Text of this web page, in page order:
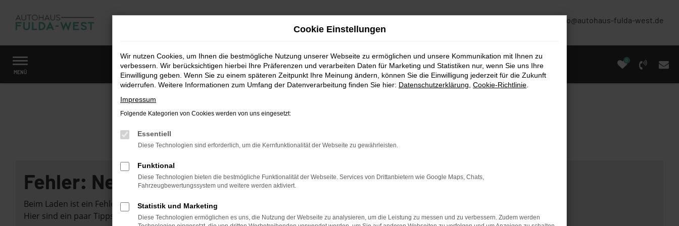
Zum
Hauptinhalt
info@autohaus-fulda-west.de
MENÜ
0
Startseite Fahrzeugmarkt
Fehler: Network Error
Beim Laden ist ein Fehler aufgetreten.
Hier sind ein paar Tipps, die dir helfen können:
Cookie Einstellungen
Wir nutzen Cookies, um Ihnen die bestmögliche Nutzung unserer Webseite zu ermöglichen und unsere Kommunikation mit Ihnen zu
verbessern. Wir berücksichtigen hierbei Ihre Präferenzen und verarbeiten Daten für Marketing und Statistiken nur, wenn Sie uns Ihre
Einwilligung geben. Wenn Sie zu einem späteren Zeitpunkt Ihre Meinung ändern, können Sie die Einwilligung jederzeit für die Zukunft
widerrufen. Weitere Informationen zum Umfang der Datenverarbeitung finden Sie hier: Datenschutzerklärung Cookie-Richtlinie
Impressum
Folgende Kategorien von Cookies werden von uns eingesetzt:
Essentiell
Diese Technologien sind erforderlich, um die Kernfunktionalität der Webseite zu gewährleisten.
Funktional
Diese Technologien bieten die bestmögliche Funktionalität der Webseite. Services von Drittanbietern wie Google Maps, Chats,
Fahrzeugbewertungssystem und weitere werden aktiviert.
Statistik und Marketing
Diese Technologien ermöglichen es uns, die Nutzung der Webseite zu analysieren, um die Leistung zu messen und zu verbessern. Zudem werden